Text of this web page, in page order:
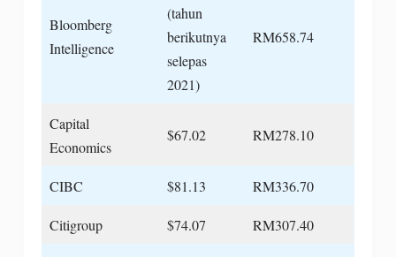
Bloomberg
Intelligence
(tahun
berikutnya
selepas
2021)
RM658.74
Capital
Economics
$67.02 RM278.10
CIBC $81.13 RM336.70
Citigroup $74.07 RM307.40